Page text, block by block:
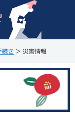
続き > 災害情報